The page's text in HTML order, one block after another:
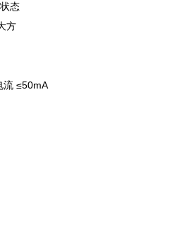
态
方
流 ≤50mA